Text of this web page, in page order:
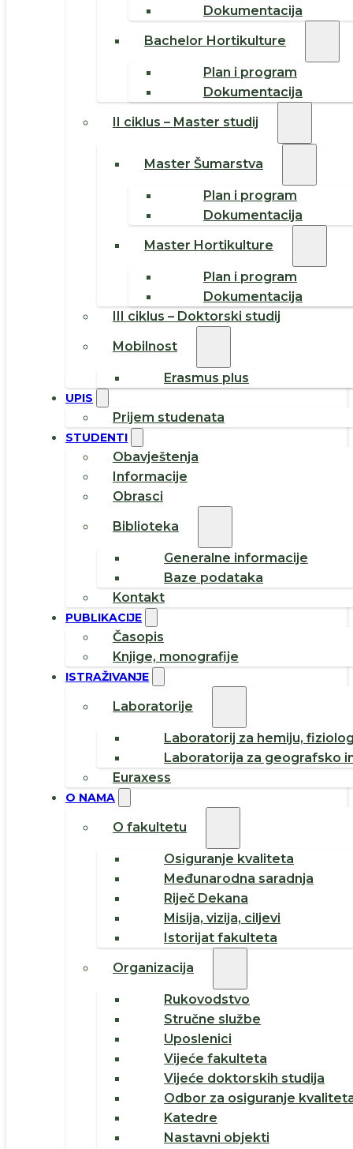
Dokumentacija
Bachelor Hortikulture
Plan i program
Dokumentacija
II ciklus – Master studij
Master Šumarstva
Plan i program
Dokumentacija
Master Hortikulture
Plan i program
Dokumentacija
III ciklus – Doktorski studij
Mobilnost
Erasmus plus
UPIS
Prijem studenata
STUDENTI
Obavještenja
Informacije
Obrasci
Biblioteka
Generalne informacije
Baze podataka
Kontakt
PUBLIKACIJE
Časopis
Knjige, monografije
ISTRAŽIVANJE
Laboratorije
Laboratorij za hemiju,
Laboratorija za geografsko
Euraxess
O NAMA
O fakultetu
Osiguranje kvaliteta
Međunarodna saradnja
Riječ Dekana
Misija, vizija, ciljevi
Istorijat fakulteta
Organizacija
Rukovodstvo
Stručne službe
Uposlenici
Vijeće fakulteta
Vijeće doktorskih studija
Odbor za osiguranje
Katedre
Nastavni objekti